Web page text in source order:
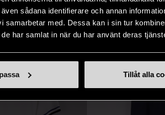
sådana identifierare och annan
med. Dessa kan i sin tur
har samlat in när du har använt deras
Tillåt alla
påminner om denna